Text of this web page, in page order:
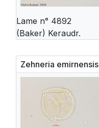
Lame n° 4892
(Baker) Keraudr.
Zehneria emirnensis